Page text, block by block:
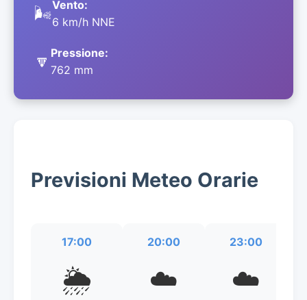
🌬️Vento:
6 km/h NNE
🔽 Pressione:
762 mm
Previsioni Meteo Orarie
17:00
🌦️
20:00
☁️
23:00
☁️